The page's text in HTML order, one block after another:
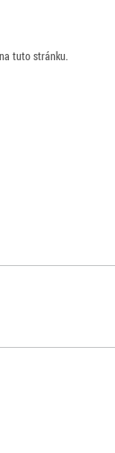
tuto stránku.